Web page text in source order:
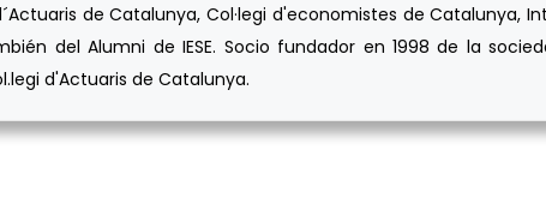
de Catalunya, Col·legi d'economistes de Catalunya,
del Alumni de IESE. Socio fundador en 1998 de la
d'Actuaris de Catalunya.